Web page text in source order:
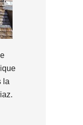
la